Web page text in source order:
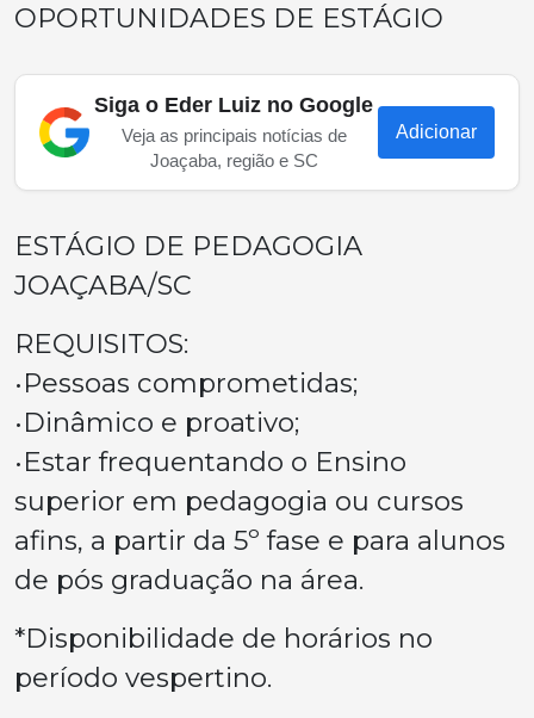
OPORTUNIDADES DE ESTÁGIO
Siga o Eder Luiz no Google
Veja as principais notícias de
Joaçaba, região e SC
Adicionar
ESTÁGIO DE PEDAGOGIA
JOAÇABA/SC
REQUISITOS:
•Pessoas comprometidas;
•Dinâmico e proativo;
•Estar frequentando o Ensino
superior em pedagogia ou cursos
afins, a partir da 5º fase e para alunos
de pós graduação na área.
*Disponibilidade de horários no
período vespertino.